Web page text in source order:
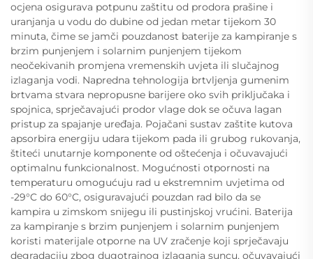
ocjena osigurava potpunu zaštitu od prodora prašine i
uranjanja u vodu do dubine od jedan metar tijekom 30
minuta, čime se jamči pouzdanost baterije za kampiranje s
brzim punjenjem i solarnim punjenjem tijekom
neočekivanih promjena vremenskih uvjeta ili slučajnog
izlaganja vodi. Napredna tehnologija brtvljenja gumenim
brtvama stvara nepropusne barijere oko svih priključaka i
spojnica, sprječavajući prodor vlage dok se očuva lagan
pristup za spajanje uređaja. Pojačani sustav zaštite kutova
apsorbira energiju udara tijekom pada ili grubog rukovanja,
štiteći unutarnje komponente od oštećenja i očuvavajući
optimalnu funkcionalnost. Mogućnosti otpornosti na
temperaturu omogućuju rad u ekstremnim uvjetima od
-29°C do 60°C, osiguravajući pouzdan rad bilo da se
kampira u zimskom snijegu ili pustinjskoj vrućini. Baterija
za kampiranje s brzim punjenjem i solarnim punjenjem
koristi materijale otporne na UV zračenje koji sprječavaju
degradaciju zbog dugotrajnog izlaganja suncu, očuvavajući